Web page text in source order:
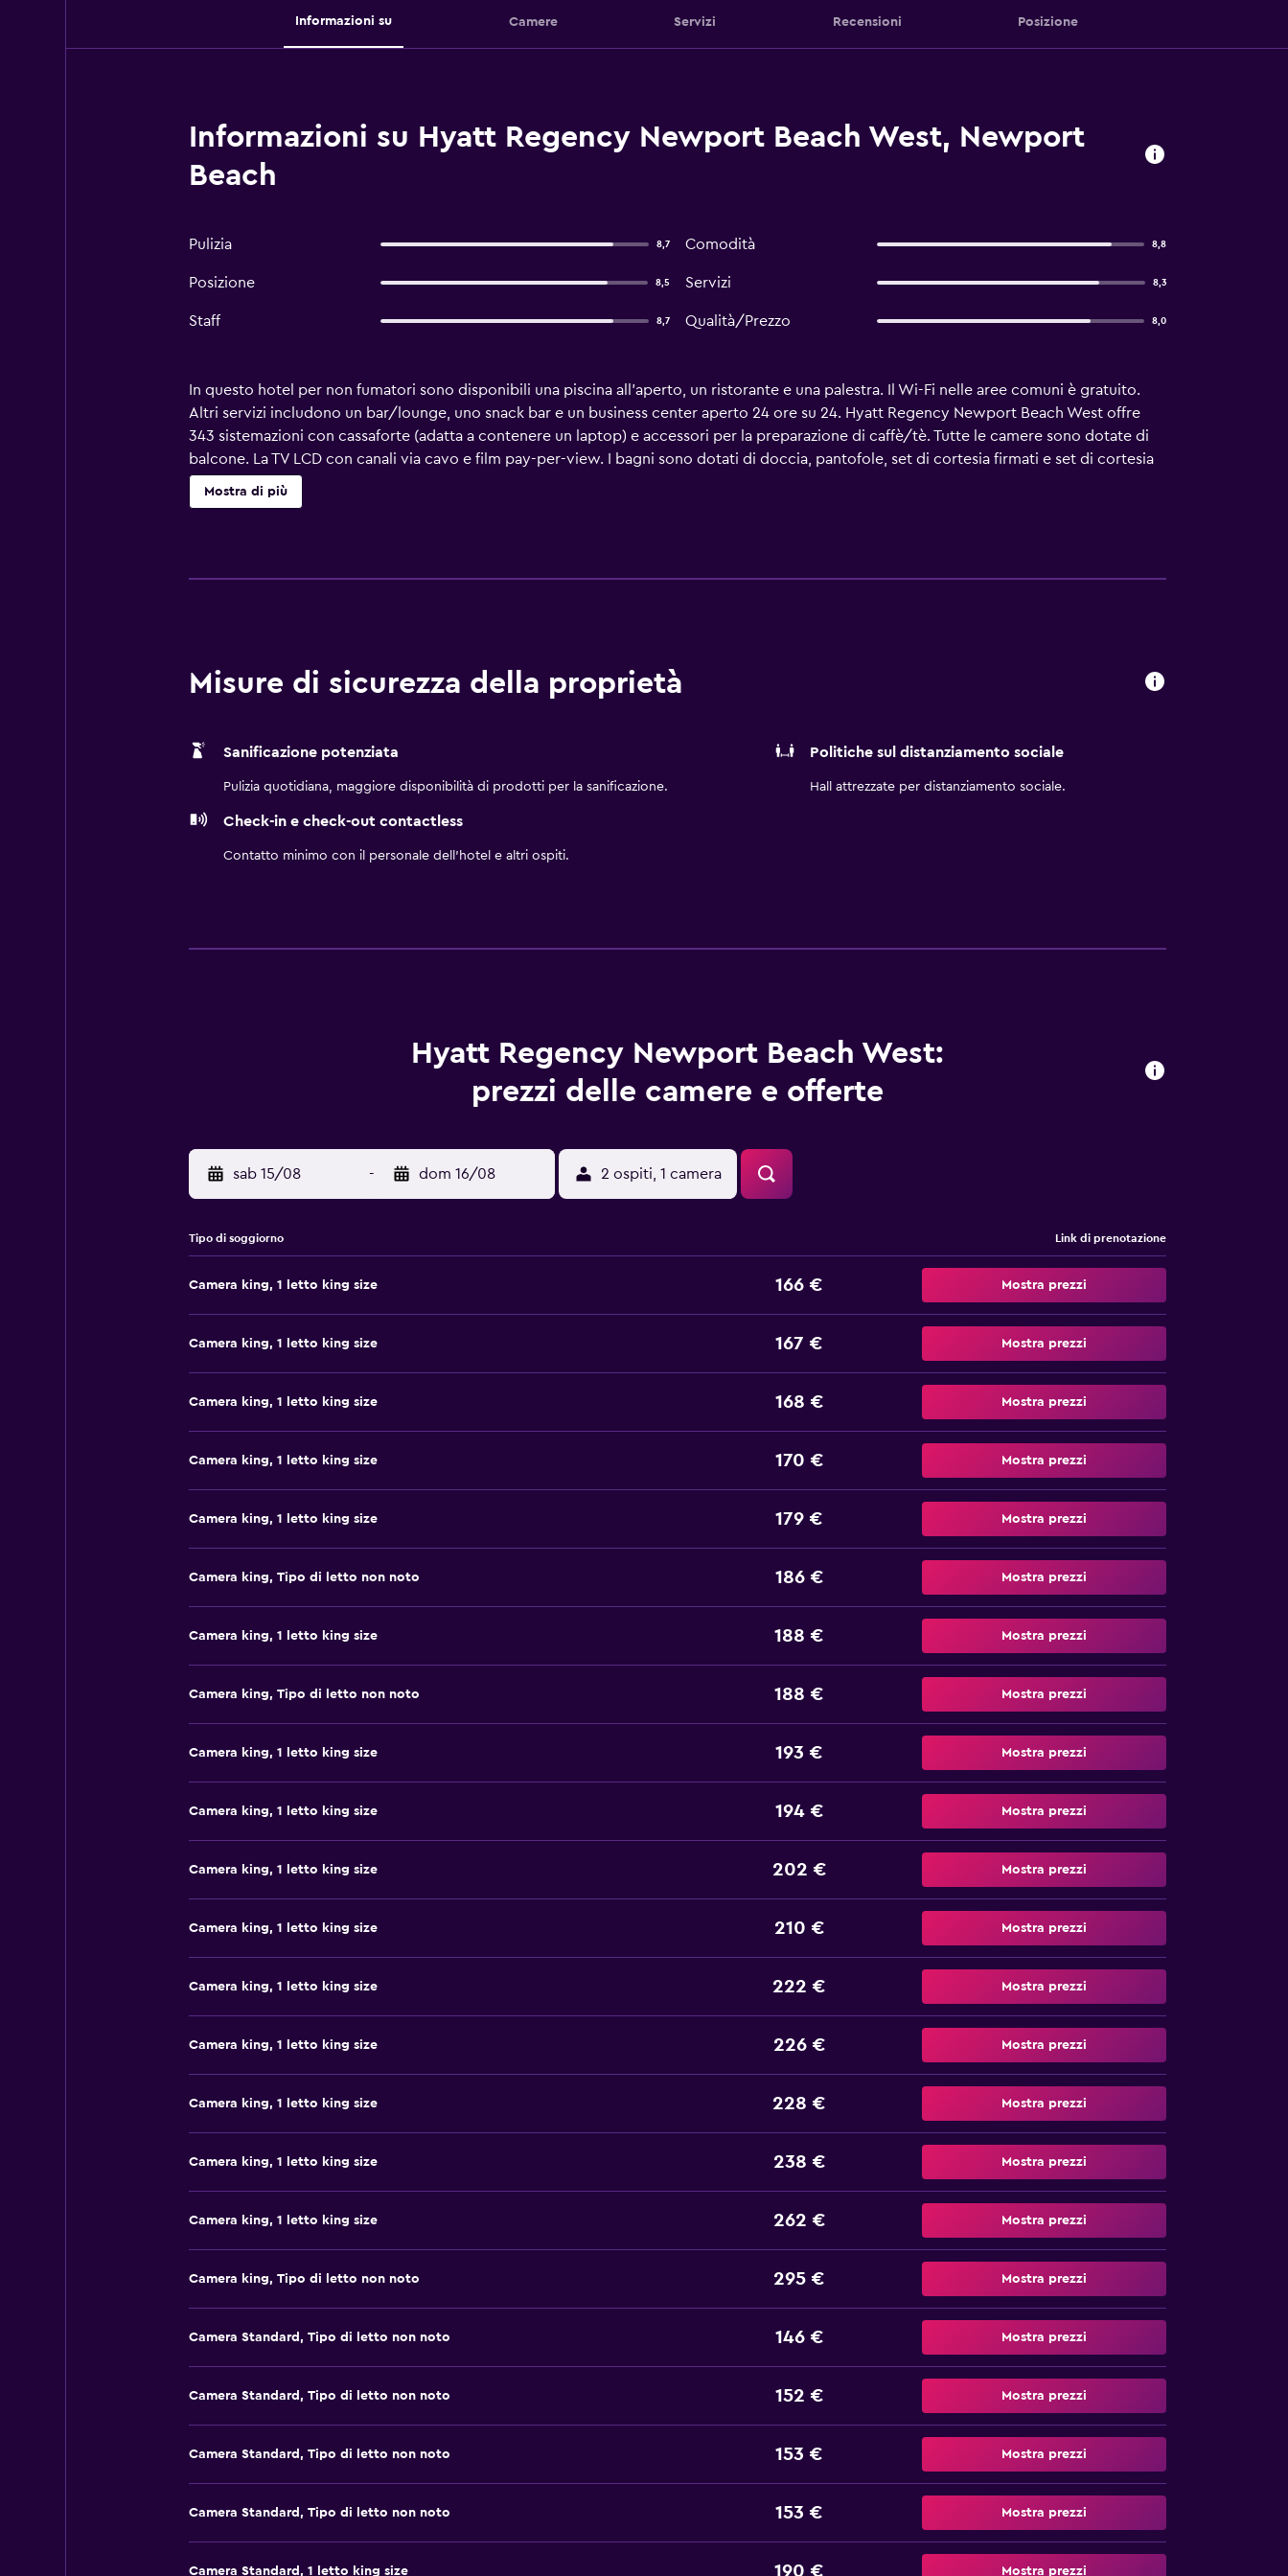
Informazioni su Camere Servizi Recensioni Posizione
Informazioni su Hyatt Regency Newport Beach West, Newport
Beach
Pulizia 8,7 Comodità 8,8
Posizione 8,5 Servizi 8,3
Staff 8,7 Qualità/Prezzo 8,0
In questo hotel per non fumatori sono disponibili una piscina all'aperto, un ristorante e una palestra. Il Wi-Fi nelle aree comuni è gratuito.
Altri servizi includono un bar/lounge, uno snack bar e un business center aperto 24 ore su 24. Hyatt Regency Newport Beach West offre
343 sistemazioni con cassaforte (adatta a contenere un laptop) e accessori per la preparazione di caffè/tè. Tutte le camere sono dotate di
balcone. La TV LCD con canali via cavo e film pay-per-view. I bagni sono dotati di doccia, pantofole, set di cortesia firmati e set di cortesia
gratuiti. Durante il tuo soggiorno puoi navigare su Internet utilizzando la connessione wireless gratuita. Le dotazioni business comprendono
scrivania, quotidiani gratuiti nei giorni feriali e telefono. Le camere sono provviste di asciugacapelli e ferri/assi da stiro. Le pulizie vengono
Mostra di più
Misure di sicurezza della proprietà
Sanificazione potenziata
Pulizia quotidiana, maggiore disponibilità di prodotti per la sanificazione.
Politiche sul distanziamento sociale
Hall attrezzate per distanziamento sociale.
Check-in e check-out contactless
Contatto minimo con il personale dell'hotel e altri ospiti.
Hyatt Regency Newport Beach West:
prezzi delle camere e offerte
sab 15/08 - dom 16/08 2 ospiti, 1 camera
Tipo di soggiorno Link di prenotazione
Camera king, 1 letto king size 166 € Mostra prezzi
Camera king, 1 letto king size 167 € Mostra prezzi
Camera king, 1 letto king size 168 € Mostra prezzi
Camera king, 1 letto king size 170 € Mostra prezzi
Camera king, 1 letto king size 179 € Mostra prezzi
Camera king, Tipo di letto non noto 186 € Mostra prezzi
Camera king, 1 letto king size 188 € Mostra prezzi
Camera king, Tipo di letto non noto 188 € Mostra prezzi
Camera king, 1 letto king size 193 € Mostra prezzi
Camera king, 1 letto king size 194 € Mostra prezzi
Camera king, 1 letto king size 202 € Mostra prezzi
Camera king, 1 letto king size 210 € Mostra prezzi
Camera king, 1 letto king size 222 € Mostra prezzi
Camera king, 1 letto king size 226 € Mostra prezzi
Camera king, 1 letto king size 228 € Mostra prezzi
Camera king, 1 letto king size 238 € Mostra prezzi
Camera king, 1 letto king size 262 € Mostra prezzi
Camera king, Tipo di letto non noto 295 € Mostra prezzi
Camera Standard, Tipo di letto non noto 146 € Mostra prezzi
Camera Standard, Tipo di letto non noto 152 € Mostra prezzi
Camera Standard, Tipo di letto non noto 153 € Mostra prezzi
Camera Standard, Tipo di letto non noto 153 € Mostra prezzi
Camera Standard, 1 letto king size 190 € Mostra prezzi